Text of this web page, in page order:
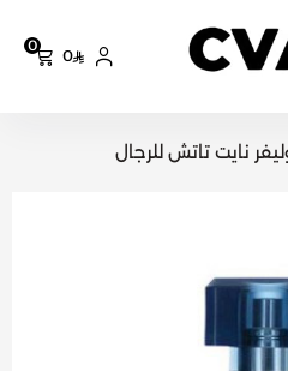
0
0
نايت تاتش للرجال